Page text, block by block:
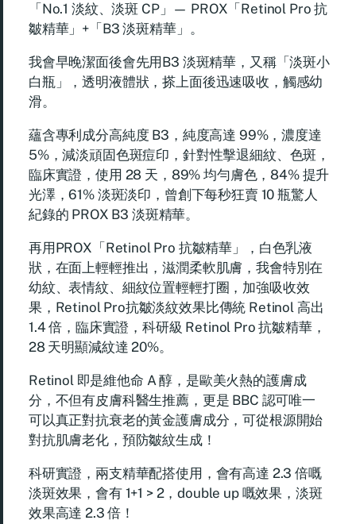
「No.1 淡紋、淡斑 CP」— PROX「Retinol Pro 抗
皺精華」+「B3 淡斑精華」。
我會早晚潔面後會先用B3 淡斑精華，又稱「淡斑小
白瓶」，透明液體狀，搽上面後迅速吸收，觸感幼
滑。
蘊含專利成分高純度 B3，純度高達 99%，濃度達
5%，減淡頑固色斑痘印，針對性擊退細紋、色斑，
臨床實證，使用 28 天，89% 均勻膚色，84% 提升
光澤，61% 淡斑淡印，曾創下每秒狂賣 10 瓶驚人
紀錄的 PROX B3 淡斑精華。
再用PROX「Retinol Pro 抗皺精華」，白色乳液
狀，在面上輕輕推出，滋潤柔軟肌膚，我會特別在
幼紋、表情紋、細紋位置輕輕打圈，加強吸收效
果，Retinol Pro抗皺淡紋效果比傳統 Retinol 高出
1.4 倍，臨床實證，科研級 Retinol Pro 抗皺精華，
28 天明顯減紋達 20%。
Retinol 即是維他命 A 醇，是歐美火熱的護膚成
分，不但有皮膚科醫生推薦，更是 BBC 認可唯一
可以真正對抗衰老的黃金護膚成分，可從根源開始
對抗肌膚老化，預防皺紋生成！
科研實證，兩支精華配搭使用，會有高達 2.3 倍嘅
淡斑效果，會有 1+1 > 2，double up 嘅效果，淡斑
效果高達 2.3 倍！